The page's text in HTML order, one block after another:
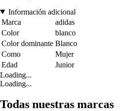
Información adicional
Marca
adidas
Color
blanco
Color dominante Blanco
Como
Mujer
Edad
Junior
Loading...
Loading...
Todas nuestras marcas